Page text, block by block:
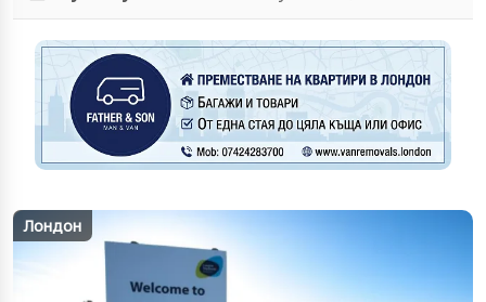
Лондон